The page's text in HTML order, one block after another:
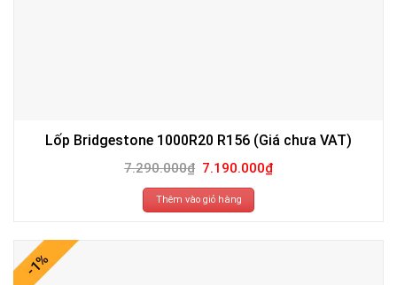
Lốp Bridgestone 1000R20 R156 (Giá chưa VAT)
7.290.000₫ Giá
gốc
là:
7.290.000₫.
7.190.000₫Giá
hiện
Thêm vào giỏ hàng
-1%